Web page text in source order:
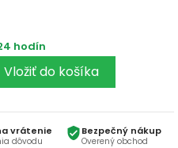
Vložiť do košíka
vrátenie
dôvodu
verified_userBezpečný nákup
Overený obchod